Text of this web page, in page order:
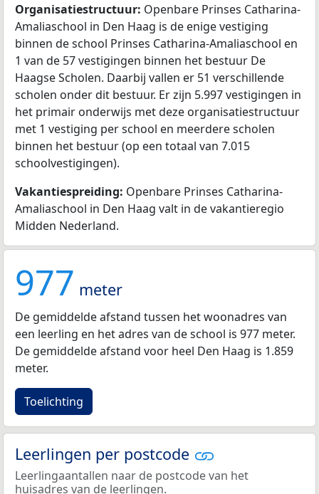
Organisatiestructuur: Openbare Prinses Catharina-
Amaliaschool in Den Haag is de enige vestiging
binnen de school Prinses Catharina-Amaliaschool en
1 van de 57 vestigingen binnen het bestuur De
Haagse Scholen. Daarbij vallen er 51 verschillende
scholen onder dit bestuur. Er zijn 5.997 vestigingen in
het primair onderwijs met deze organisatiestructuur
met 1 vestiging per school en meerdere scholen
binnen het bestuur (op een totaal van 7.015
schoolvestigingen).
Vakantiespreiding: Openbare Prinses Catharina-
Amaliaschool in Den Haag valt in de vakantieregio
Midden Nederland.
977 meter
De gemiddelde afstand tussen het woonadres van
een leerling en het adres van de school is 977 meter.
De gemiddelde afstand voor heel Den Haag is 1.859
meter.
Toelichting
Leerlingen per postcode
Leerlingaantallen naar de postcode van het
huisadres van de leerlingen.